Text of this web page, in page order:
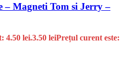
– Magneti Tom si Jerry –
4.50 lei.3.50 leiPrețul curent este: